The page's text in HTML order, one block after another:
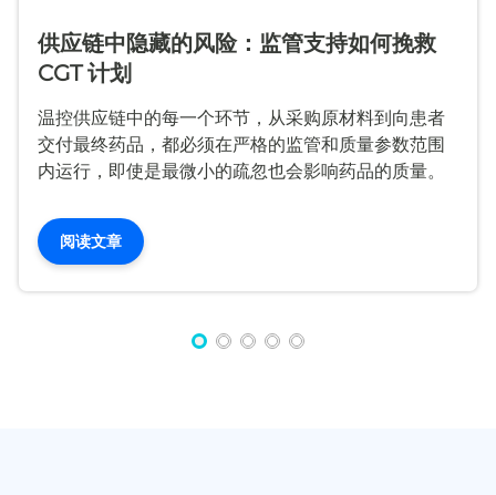
供应链中隐藏的风险：监管支持如何挽救
CGT 计划
温控供应链中的每一个环节，从采购原材料到向患者
交付最终药品，都必须在严格的监管和质量参数范围
内运行，即使是最微小的疏忽也会影响药品的质量。
阅读文章